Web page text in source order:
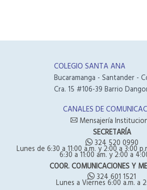
COLEGIO SANTA ANA
Bucaramanga - Santander -
Cra. 15 #106-39 Barrio
CANALES DE
Mensajería
SECRETARÍA
324 520 0990
Lunes de 6:30 a 11:00 a.m. y 2:00 a 3:00
6:30 a 11:00 am. y 2:00 a
COOR. COMUNICACIONES Y
324 601 1521
Lunes a Viernes 6:00 a.m. a